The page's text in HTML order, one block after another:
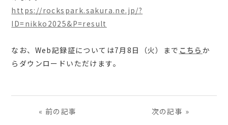
https://rockspark.sakura.ne.jp/?
ID=nikko2025&P=result
なお、Web記録証については7月8日（火）まで こちら か
らダウンロードいただけます。
« 前の記事 次の記事 »